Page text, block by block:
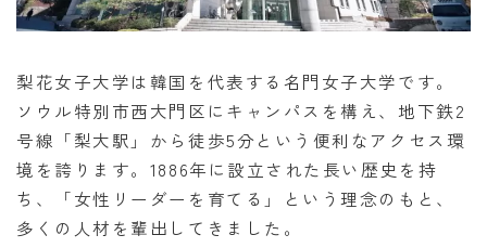
梨花女子大学は韓国を代表する名門女子大学です。
ソウル特別市西大門区にキャンパスを構え、地下鉄2
号線「梨大駅」から徒歩5分という便利なアクセス環
境を誇ります。1886年に設立された長い歴史を持
ち、「女性リーダーを育てる」という理念のもと、
多くの人材を輩出してきました。